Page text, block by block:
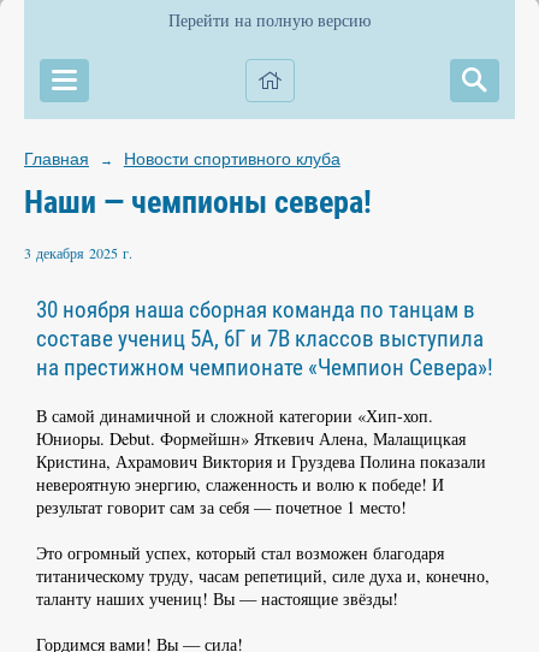
Перейти на полную версию
Главная → Новости спортивного клуба
Наши — чемпионы севера!
3 декабря 2025 г.
30 ноября наша сборная команда по танцам в
составе учениц 5А, 6Г и 7В классов выступила
на престижном чемпионате «Чемпион Севера»!
В самой динамичной и сложной категории «Хип-хоп.
Юниоры. Debut. Формейшн» Яткевич Алена, Малащицкая
Кристина, Ахрамович Виктория и Груздева Полина показали
невероятную энергию, слаженность и волю к победе! И
результат говорит сам за себя — почетное 1 место!
Это огромный успех, который стал возможен благодаря
титаническому труду, часам репетиций, силе духа и, конечно,
таланту наших учениц! Вы — настоящие звёзды!
Гордимся вами! Вы — сила!